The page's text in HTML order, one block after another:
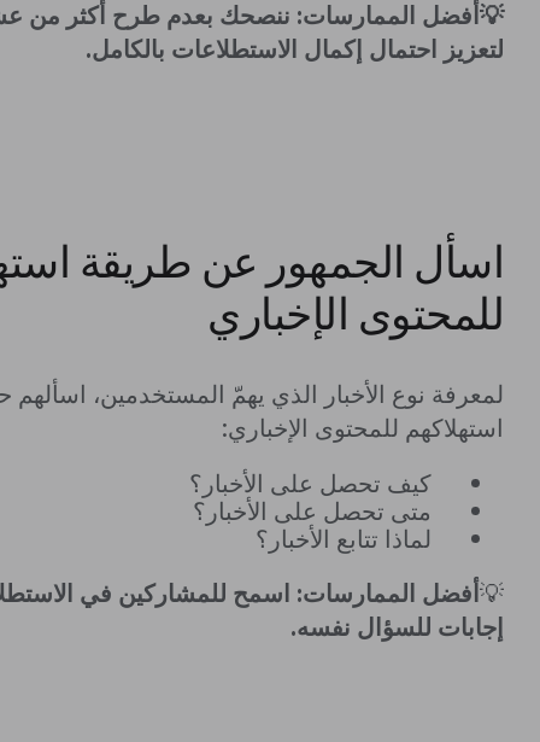
💡أفضل الممارسات: ننصحك بعدم طرح أكثر من
لتعزيز احتمال إكمال الاستطلاعات بالكامل.
اسأل الجمهور عن طريقة
للمحتوى الإخباري
لمعرفة نوع الأخبار الذي يهمّ المستخدمين،
استهلاكهم للمحتوى الإخباري:
كيف تحصل على الأخبار؟
متى تحصل على الأخبار؟
لماذا تتابع الأخبار؟
💡أفضل الممارسات: اسمح للمشاركين في
إجابات للسؤال نفسه.